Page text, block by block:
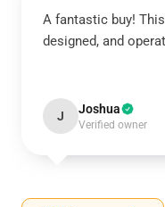
A fantastic buy!
designed, and
J Joshua
Verified owner